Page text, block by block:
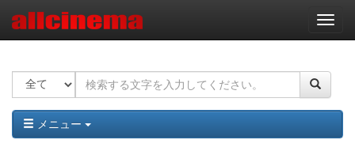
ナ
ビ
ー
ョ
ン
メニュー